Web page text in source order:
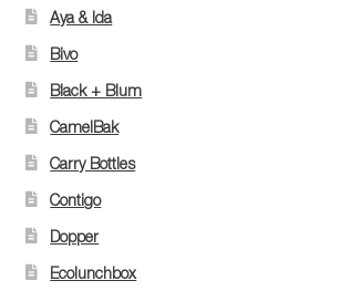
Aya & Ida
Bivo
Black + Blum
CamelBak
Carry Bottles
Contigo
Dopper
Ecolunchbox